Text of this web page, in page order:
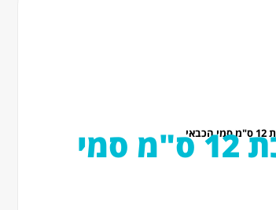
קופת חיסכון מתכת 12 ס"מ סמי